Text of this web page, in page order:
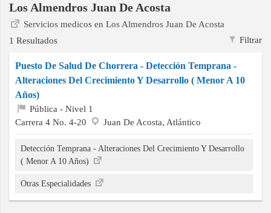
Ciudades
Buscar
Los Almendros Juan De Acosta
Servicios medicos en Los Almendros Juan De Acosta
Filtrar
1 Resultados
Puesto De Salud De Chorrera - Detección Temprana -
Alteraciones Del Crecimiento Y Desarrollo ( Menor A 10
Años)
Pública - Nivel 1
Carrera 4 No. 4-20
Juan De Acosta, Atlántico
Detección Temprana - Alteraciones Del Crecimiento Y Desarrollo
( Menor A 10 Años)
Otras Especialidades